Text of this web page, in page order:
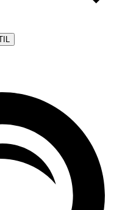
anında bilgi almak için e-
2019 efsgrup.com.tr All rights